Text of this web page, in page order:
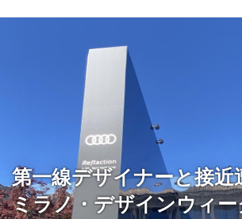
第一線デザイナーと接近
ミラノ・デザインウィ